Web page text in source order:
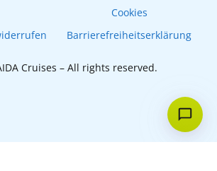
Cookies
Barrierefreiheitserklärung
Cruises – All rights reserved.
für Dich da.